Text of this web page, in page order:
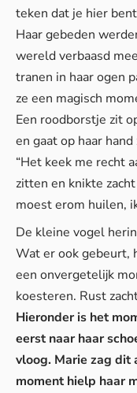
teken dat je hier
Haar gebeden
wereld verbaasd
tranen in haar ogen
ze een magisch
Een roodborstje zit
en gaat op haar
“Het keek me recht
zitten en knikte
moest erom huilen,
De kleine vogel
Wat er ook gebeurt,
een onvergetelijk
koesteren. Rust
Hieronder is het
eerst naar haar
vloog. Marie zag dit
moment hielp haar